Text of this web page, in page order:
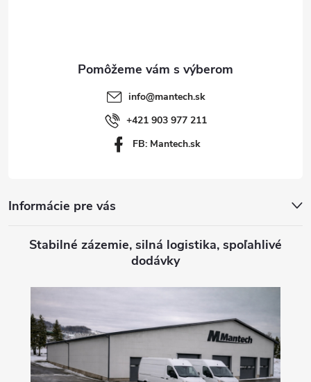
info@mantech.sk
+421 903 977 211
FB: Mantech.sk
Informácie pre vás
Stabilné zázemie, silná logistika, spoľahlivé
dodávky